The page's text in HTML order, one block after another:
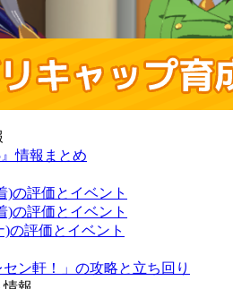
情報まとめ
)の評価とイベント
)の評価とイベント
)の評価とイベント
セン軒！」の攻略と立ち回り